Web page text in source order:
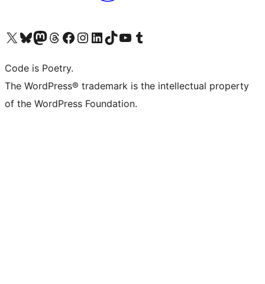
ຢ້ຽມຊົມບັນຊີ X (ຊື່ເກົ່າ Twitter) ຂອງພວກເຮົາຢ້ຽມຊົມບັນຊີ Bluesky ຂອງພວກເຮົາຢ້ຽມຊົມບັນຊີ Mastodon ຂອງພວກເຮົາຢ້ຽມຊົມບັນຊີ Threads ຂອງພວກເຮົາຢ້ຽມຊົມໜ້າ Facebook ຂອງພວກເຮົາຢ້ຽມຊົມບັນຊີ Instagram ຂອງພວກເຮົາຢ້ຽມຊົມບັນຊີ LinkedIn ຂອງພວກເຮົາຢ້ຽມຊົມບັນຊີ TikTok ຂອງພວກເຮົາຢ້ຽມຊົມຊ່ອງ YouTube ຂອງພວກເຮົາຢ້ຽມຊົມບັນຊີ Tumblr ຂອງພວກເຮົາ
Code is Poetry.
The WordPress® trademark is the intellectual property
of the WordPress Foundation.